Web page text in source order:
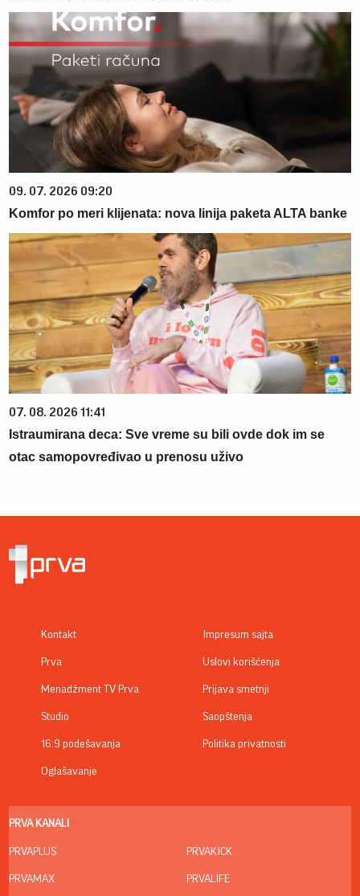
09. 07. 2026 09:20
Komfor po meri klijenata: nova linija paketa ALTA banke
07. 08. 2026 11:41
Istraumirana deca: Sve vreme su bili ovde dok im se
otac samopovređivao u prenosu uživo
Kontakt
Prva
Menadžment TV Prva
Studio
16:9 podešavanja
Oglašavanje
Impresum sajta
Uslovi korišćenja
Prijava smetnji
Saopštenja
Politika privatnosti
PRVA KANALI
PRVAPLUS
PRVAMAX
PRVAKICK
PRVALIFE